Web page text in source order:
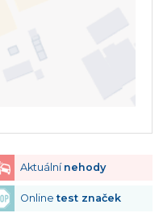
Aktuální nehody
Onlinetest značek